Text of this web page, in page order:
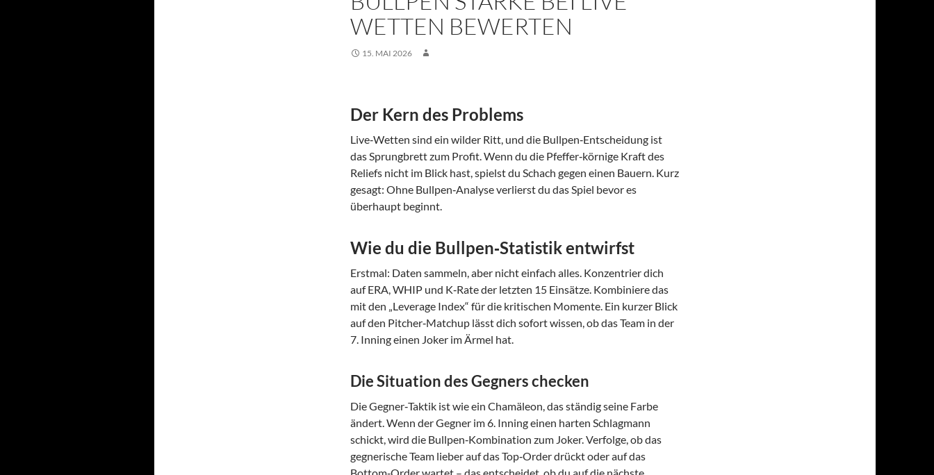
WETTEN BEWERTEN
15. MAI 2026
Der Kern des Problems
Live‑Wetten sind ein wilder Ritt, und die Bullpen‑Entscheidung ist
das Sprungbrett zum Profit. Wenn du die Pfeffer‑körnige Kraft des
Reliefs nicht im Blick hast, spielst du Schach gegen einen Bauern. Kurz
gesagt: Ohne Bullpen‑Analyse verlierst du das Spiel bevor es
überhaupt beginnt.
Wie du die Bullpen‑Statistik entwirfst
Erstmal: Daten sammeln, aber nicht einfach alles. Konzentrier dich
auf ERA, WHIP und K‑Rate der letzten 15 Einsätze. Kombiniere das
mit den „Leverage Index“ für die kritischen Momente. Ein kurzer Blick
auf den Pitcher‑Matchup lässt dich sofort wissen, ob das Team in der
7. Inning einen Joker im Ärmel hat.
Die Situation des Gegners checken
Die Gegner‑Taktik ist wie ein Chamäleon, das ständig seine Farbe
ändert. Wenn der Gegner im 6. Inning einen harten Schlagmann
schickt, wird die Bullpen‑Kombination zum Joker. Verfolge, ob das
gegnerische Team lieber auf das Top‑Order drückt oder auf das